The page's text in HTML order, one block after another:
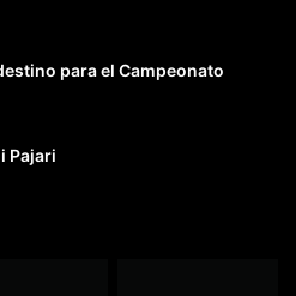
para el Campeonato
Pajari